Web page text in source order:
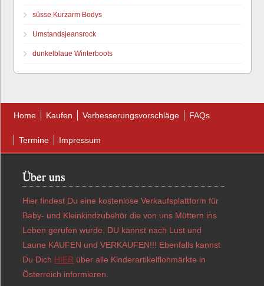
süsse Kurzarm Bodys
Umstandsjeansrock
dunkelblaue Winterboots
Home Kaufen Verbesserungsvorschläge FAQs
Termine Impressum
Über uns
Hier findest Du eine kostenlose Verkaufsplattform für
Baby- und Kleinkindzubehör die von uns Müttern ins
Leben gerufen wurde. DU kannst nach Lust und
Laune KAUFEN und VERKAUFEN!!! Ebenfalls kannst
Du Dich HIER über alle Kinderartikelflohmärkte in
Österreich informieren.